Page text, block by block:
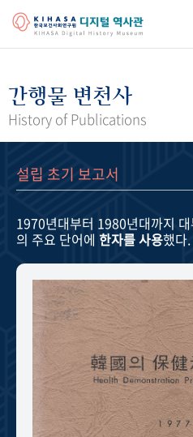
걸어온 길 기관 변천사
정책과 연구 키워드로 보는 연구
기록물 아카이브
사진 아카이브 문서 기록물
주년 기념
성과 50선 숫자로 보는 50년
세계와 함께 한 KIHASA
간행물 변천사
History of Publications
설립 초기 보고서
1970년대부터 1980년대까지
의 주요 단어에 한자를 사용했다.